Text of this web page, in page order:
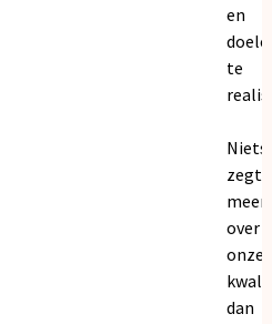
en
te
Niets
zegt
meer
over
onze
dan